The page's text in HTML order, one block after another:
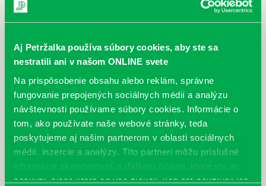
Aj Petržalka používa súbory cookies, aby ste sa
nestratili ani v našom ONLINE svete
Na prispôsobenie obsahu alebo reklám, správne
fungovanie prepojených sociálnych médií a analýzu
návštevnosti používame súbory cookies. Informácie o
tom, ako používate naše webové stránky, teda
poskytujeme aj našim partnerom v oblasti sociálnych
médií, inzercie a analýzy. Títo partneri môžu príslušné
informácie skombinovať s ďalšími údajmi, ktoré ste im
poskytli, alebo ktoré od vás získali, keď ste používali ich
Každý deň
Výdajný box na knihy Knižnice Petržalka je umiestnený pri
vchode do Petržalskej plavárne na Tupolevovej 7B a jeho obsluha
je užívateľsky veľmi jednodu...
Kubo Club už aj v petržalskej
knižnici
Každý deň |Furdekova 1,Haanova 37,Lietavská 16,Prokofievova 5
Rovniankova 3,Turnianska 10 ,Vavilovova 24,Vavilovova 26